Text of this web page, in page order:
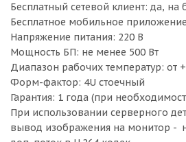
Бесплатный сетевой клиент: да,
Бесплатное мобильное
Напряжение питания: 220 В
Мощность БП: не менее 500 Вт
Диапазон рабочих температур: от
Форм-фактор: 4U стоечный
Гарантия: 1 года (при
При использовании серверного
вывод изображения на монитор -